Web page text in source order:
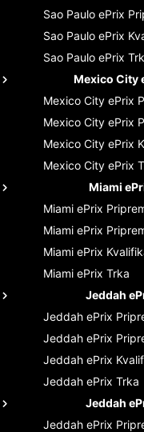
Sao Paulo ePrix
Sao Paulo ePrix
Sao Paulo ePrix
Mexico City
Mexico City ePrix
Mexico City ePrix
Mexico City ePrix
Mexico City ePrix
Miami
Miami ePrix
Miami ePrix
Miami ePrix
Miami ePrix Trka
Jeddah
Jeddah ePrix
Jeddah ePrix
Jeddah ePrix
Jeddah ePrix Trka
Jeddah
Jeddah ePrix